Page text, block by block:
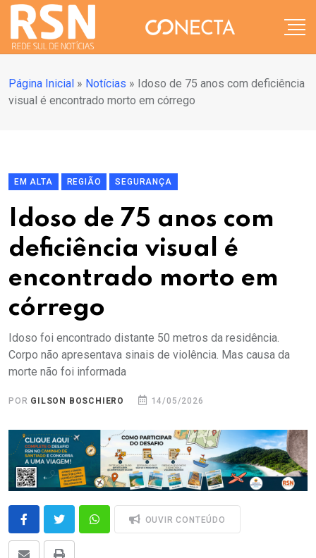
Página Inicial » Notícias » Idoso de 75 anos com deficiência
visual é encontrado morto em córrego
EM ALTA REGIÃO SEGURANÇA
Idoso de 75 anos com
deficiência visual é
encontrado morto em
córrego
Idoso foi encontrado distante 50 metros da residência.
Corpo não apresentava sinais de violência. Mas causa da
morte não foi informada
POR GILSON BOSCHIERO 14/05/2026
OUVIR CONTEÚDO